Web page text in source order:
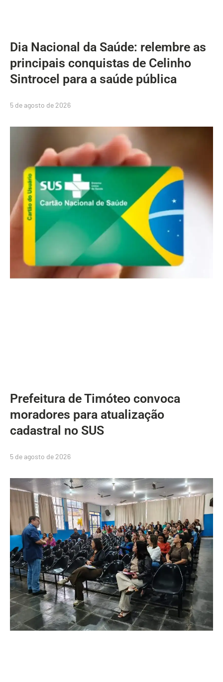
Dia Nacional da Saúde: relembre as
principais conquistas de Celinho
Sintrocel para a saúde pública
5 de agosto de 2026
Prefeitura de Timóteo convoca
moradores para atualização
cadastral no SUS
5 de agosto de 2026